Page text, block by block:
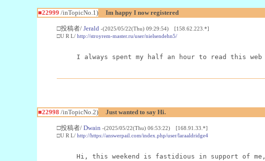
■22999 /inTopicNo.1) Im happy I now registered
□投稿者/ Jerald -(2025/05/22(Thu) 09:29:54) [158.62.223.*]
□U R L/ http://stroyrem-master.ru/user/nielsendehn5/
I always spent my half an hour to read this
■22998 /inTopicNo.2) Just wanted to say Hi.
□投稿者/ Dwain -(2025/05/22(Thu) 06:53:22) [168.91.33.*]
□U R L/ http://https://answerpail.com/index.php/user/laraaldridge4
Hi, this weekend is fastidious in support of